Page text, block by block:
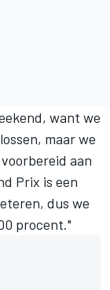
want we
maar we
aan
Prix is een
dus we
procent."